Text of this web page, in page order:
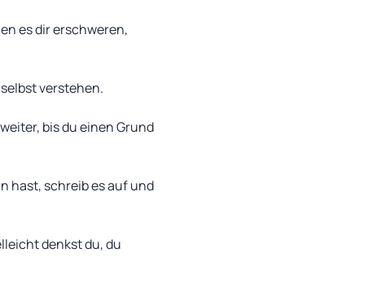
es dir erschweren,
verstehen.
bis du einen Grund
hast, schreib es auf und
denkst du, du